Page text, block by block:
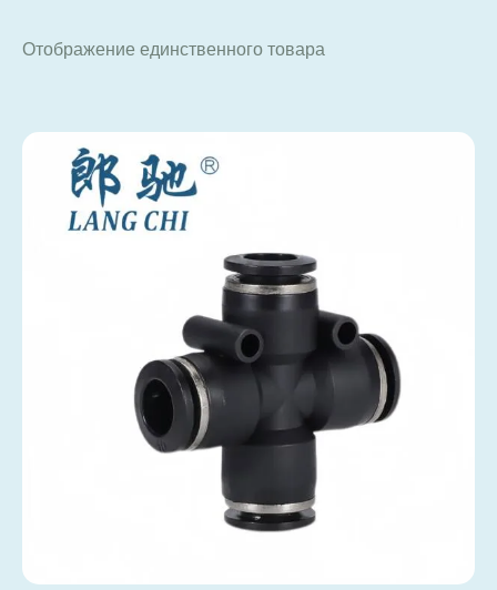
Отображение единственного товара